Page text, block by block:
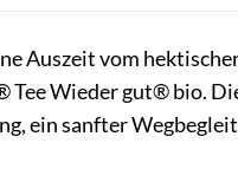
Auszeit vom
Tee Wieder gut® bio.
ein sanfter